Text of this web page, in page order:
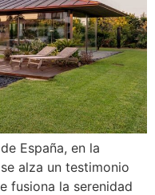
España, en la
alza un testimonio
fusiona la serenidad